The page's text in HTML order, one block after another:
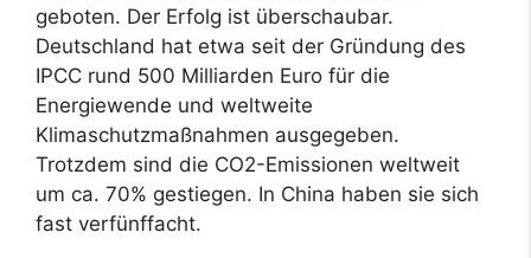
geboten. Der Erfolg ist überschaubar.
Deutschland hat etwa seit der Gründung des
IPCC rund 500 Milliarden Euro für die
Energiewende und weltweite
Klimaschutzmaßnahmen ausgegeben.
Trotzdem sind die CO2-Emissionen weltweit
um ca. 70% gestiegen. In China haben sie sich
fast verfünffacht.